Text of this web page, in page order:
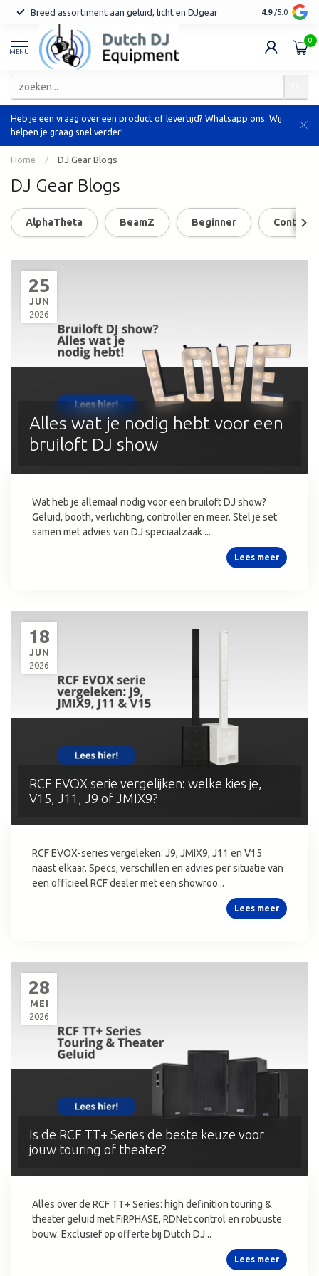
Breed assortiment aan geluid, licht en DJgear Tot 7 jaar
4.9 /5.0
MENU
0
Heb je een vraag over een product of levertijd? Whatsapp ons. Wij
helpen je graag snel verder!
Home / DJ Gear Blogs
DJ Gear Blogs
AlphaTheta BeamZ Beginner
25
JUN
2026
Alles wat je nodig hebt voor een
bruiloft DJ show
Wat heb je allemaal nodig voor een bruiloft DJ show?
Geluid, booth, verlichting, controller en meer. Stel je set
samen met advies van DJ speciaalzaak ...
Lees meer
18
JUN
2026
RCF EVOX serie vergelijken: welke kies je,
V15, J11, J9 of JMIX9?
RCF EVOX-series vergeleken: J9, JMIX9, J11 en V15
naast elkaar. Specs, verschillen en advies per situatie van
een officieel RCF dealer met een showroo...
Lees meer
28
MEI
2026
Is de RCF TT+ Series de beste keuze voor
jouw touring of theater?
Alles over de RCF TT+ Series: high definition touring &
theater geluid met FiRPHASE, RDNet control en robuuste
bouw. Exclusief op offerte bij Dutch DJ...
Lees meer